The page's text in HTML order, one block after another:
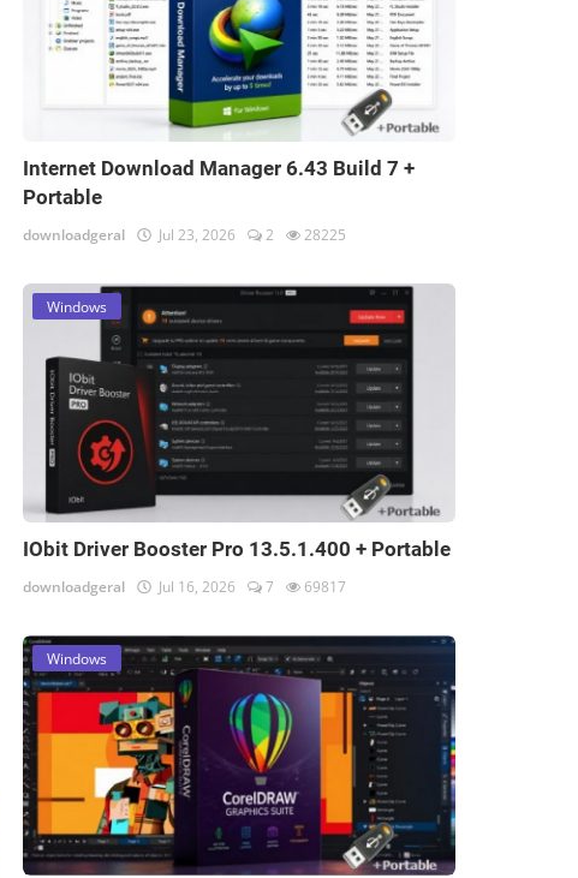
Internet Download Manager 6.43 Build 7 +
Portable
downloadgeral Jul 23, 2026 2 28225
Windows
IObit Driver Booster Pro 13.5.1.400 + Portable
downloadgeral Jul 16, 2026 7 69817
Windows